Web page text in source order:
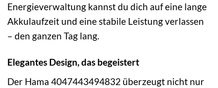
Energieverwaltung kannst du dich auf eine lange
Akkulaufzeit und eine stabile Leistung verlassen
– den ganzen Tag lang.
Elegantes Design, das begeistert
Der Hama 4047443494832 überzeugt nicht nur